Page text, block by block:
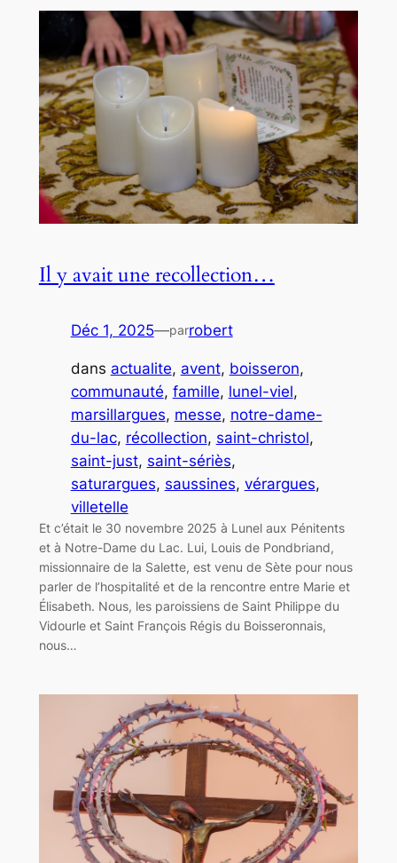
Il y avait une recollection…
Déc 1, 2025—parrobert
dans actualite, avent, boisseron
communauté, famille, lunel-viel
marsillargues, messe, notre-dame-
du-lac, récollection, saint-christol
saint-just, saint-sériès
saturargues, saussines, vérargues
villetelle
Et c’était le 30 novembre 2025 à Lunel aux Pénitents
et à Notre-Dame du Lac. Lui, Louis de Pondbriand,
missionnaire de la Salette, est venu de Sète pour nous
parler de l’hospitalité et de la rencontre entre Marie et
Élisabeth. Nous, les paroissiens de Saint Philippe du
Vidourle et Saint François Régis du Boisseronnais,
nous…